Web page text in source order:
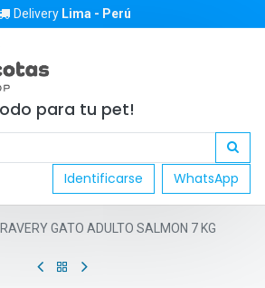
Delivery Lima - Perú
para tu pet!
Identificarse WhatsApp
GATO ADULTO SALMON 7 KG